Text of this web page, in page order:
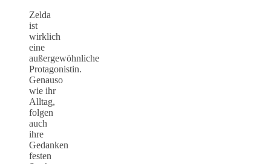
Zelda
ist
wirklich
eine
außergewöhnliche
Protagonistin.
Genauso
wie ihr
Alltag,
folgen
auch
ihre
Gedanken
festen